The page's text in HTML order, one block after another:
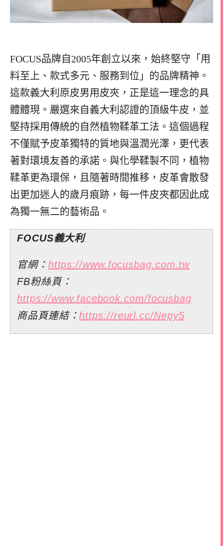
FOCUS品牌自2005年創立以來，始終堅守「用
料至上、款式多元、服務到位」的品牌精神。
這款義大利原皮男用皮夾，正是這一理念的具
體體現。嚴選來自義大利認證的頂級牛皮，並
堅持採用傳統的自然植物鞣革工法。這個過程
不僅賦予皮革獨特的質地與溫潤光澤，更代表
著對環境友善的承諾。與化學鞣製不同，植物
鞣革更為環保，且隨著時間推移，皮革會散發
出更加迷人的歲月痕跡，每一件皮夾都因此成
為獨一無二的藝術品。
FOCUS義大利
官網： https://www.focusbag.com.tw
FB粉絲頁：
https://www.facebook.com/focusbag
商品頁連結：https://reurl.cc/Nepy5